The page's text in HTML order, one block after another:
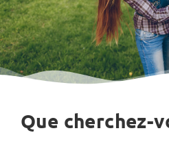
Que cherchez-